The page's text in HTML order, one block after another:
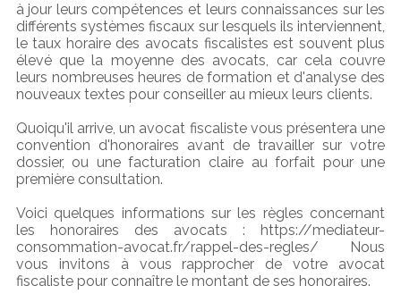
à jour leurs compétences et leurs connaissances sur les
différents systèmes fiscaux sur lesquels ils interviennent,
le taux horaire des avocats fiscalistes est souvent plus
élevé que la moyenne des avocats, car cela couvre
leurs nombreuses heures de formation et d'analyse des
nouveaux textes pour conseiller au mieux leurs clients.
Quoiqu'il arrive, un avocat fiscaliste vous présentera une
convention d'honoraires avant de travailler sur votre
dossier, ou une facturation claire au forfait pour une
première consultation.
Voici quelques informations sur les règles concernant
les honoraires des avocats : https://mediateur-
consommation-avocat.fr/rappel-des-regles/ Nous
vous invitons à vous rapprocher de votre avocat
fiscaliste pour connaître le montant de ses honoraires.